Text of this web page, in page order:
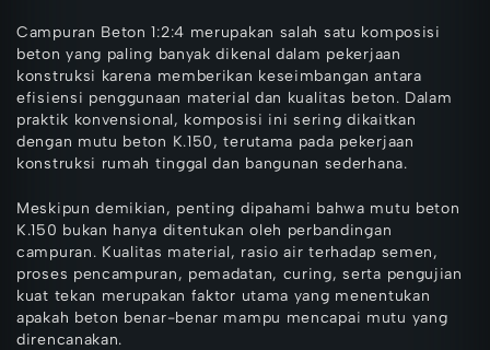
Campuran Beton 1:2:4 merupakan salah satu komposisi
beton yang paling banyak dikenal dalam pekerjaan
konstruksi karena memberikan keseimbangan antara
efisiensi penggunaan material dan kualitas beton. Dalam
praktik konvensional, komposisi ini sering dikaitkan
dengan mutu beton K.150, terutama pada pekerjaan
konstruksi rumah tinggal dan bangunan sederhana.
Meskipun demikian, penting dipahami bahwa mutu beton
K.150 bukan hanya ditentukan oleh perbandingan
campuran. Kualitas material, rasio air terhadap semen,
proses pencampuran, pemadatan, curing, serta pengujian
kuat tekan merupakan faktor utama yang menentukan
apakah beton benar-benar mampu mencapai mutu yang
direncanakan.